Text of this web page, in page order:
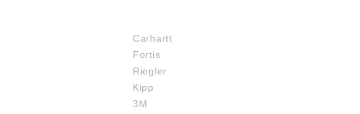
Carhartt
Fortis
Riegler
Kipp
3M